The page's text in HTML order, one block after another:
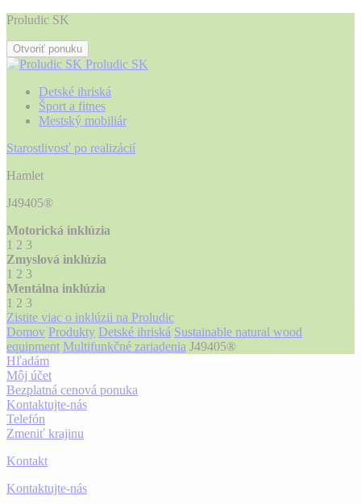
Proludic SK
Otvoriť ponuku
Proludic SK
Detské ihriská
Šport a fitnes
Mestský mobiliár
Starostlivosť po realizácií
Hamlet
J49405®
Motorická inklúzia
1 2 3
Zmyslová inklúzia
1 2 3
Mentálna inklúzia
1 2 3
Zistite viac o inklúzii na Proludic
Domov Produkty Detské ihriská Sustainable natural wood
equipment Multifunkčné zariadenia J49405®
Hľadám
Môj účet
Bezplatná cenová ponuka
Kontaktujte-nás
Telefón
Zmeniť krajinu
Kontakt
Kontaktujte-nás